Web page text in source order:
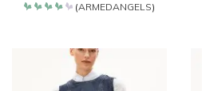
(ARMEDANGELS)